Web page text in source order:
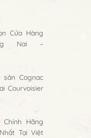
Cửa Hàng
Nai –
sản Cognac
Courvoisier
Hãng
Tại Việt